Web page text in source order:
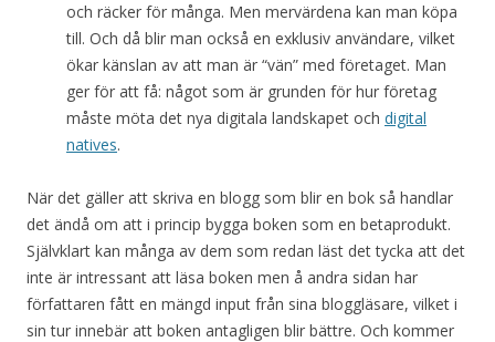
och räcker för många. Men mervärdena kan man köpa
till. Och då blir man också en exklusiv användare, vilket
ökar känslan av att man är “vän” med företaget. Man
ger för att få: något som är grunden för hur företag
måste möta det nya digitala landskapet och digital
natives.
När det gäller att skriva en blogg som blir en bok så handlar
det ändå om att i princip bygga boken som en betaprodukt.
Självklart kan många av dem som redan läst det tycka att det
inte är intressant att läsa boken men å andra sidan har
författaren fått en mängd input från sina bloggläsare, vilket i
sin tur innebär att boken antagligen blir bättre. Och kommer